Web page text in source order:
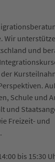
Wir
und
Schule und
und
Freizeit- und
bis 15:30